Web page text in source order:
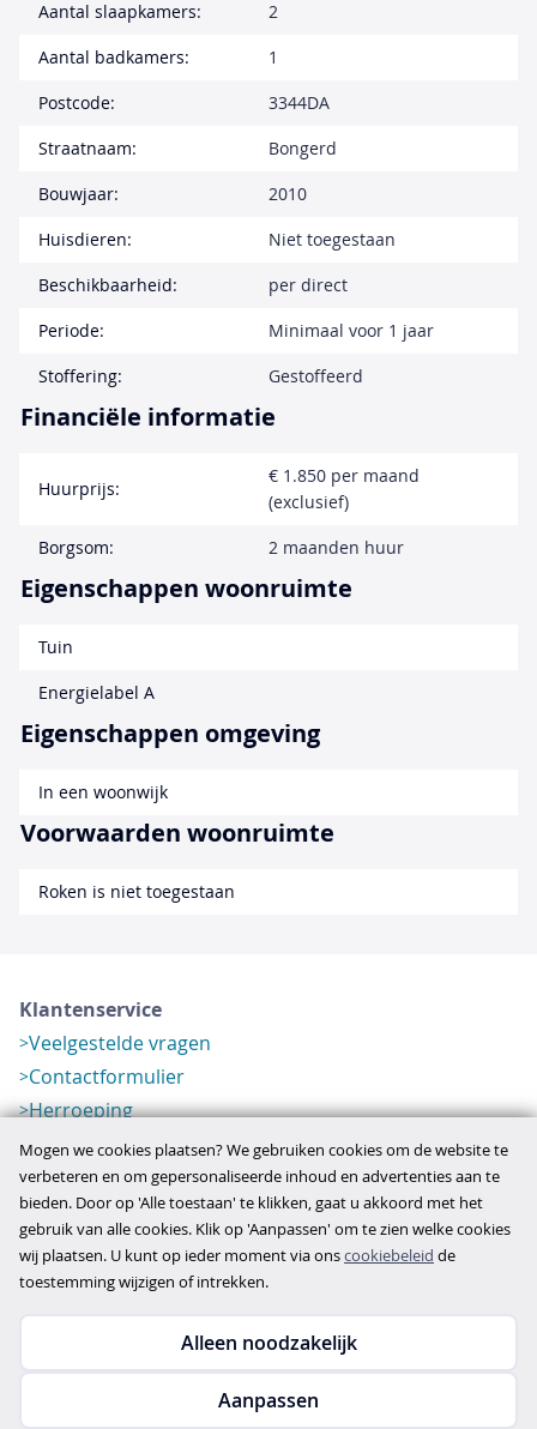
Aantal slaapkamers:
2
Aantal badkamers:
1
Postcode:
3344DA
Straatnaam:
Bongerd
Bouwjaar:
2010
Huisdieren:
Niet toegestaan
Beschikbaarheid:
per direct
Periode:
Minimaal voor 1 jaar
Stoffering:
Gestoffeerd
Financiële informatie
Huurprijs:
€ 1.850 per maand
(exclusief)
Borgsom:
2 maanden huur
Eigenschappen woonruimte
Tuin
Energielabel A
Eigenschappen omgeving
In een woonwijk
Voorwaarden woonruimte
Roken is niet toegestaan
Klantenservice
Veelgestelde vragen
Contactformulier
Herroeping
Over ons
Bedrijfsgegevens
Werkwijze
Overzichten
Verlopen aanbod
Copyright © 2026
Mogen we cookies plaatsen? We gebruiken cookies om de website te
verbeteren en om gepersonaliseerde inhoud en advertenties aan te
bieden. Door op 'Alle toestaan' te klikken, gaat u akkoord met het
gebruik van alle cookies. Klik op 'Aanpassen' om te zien welke cookies
wij plaatsen. U kunt op ieder moment via onscookiebeleid de
toestemming wijzigen of intrekken.
Alleen noodzakelijk
Aanpassen